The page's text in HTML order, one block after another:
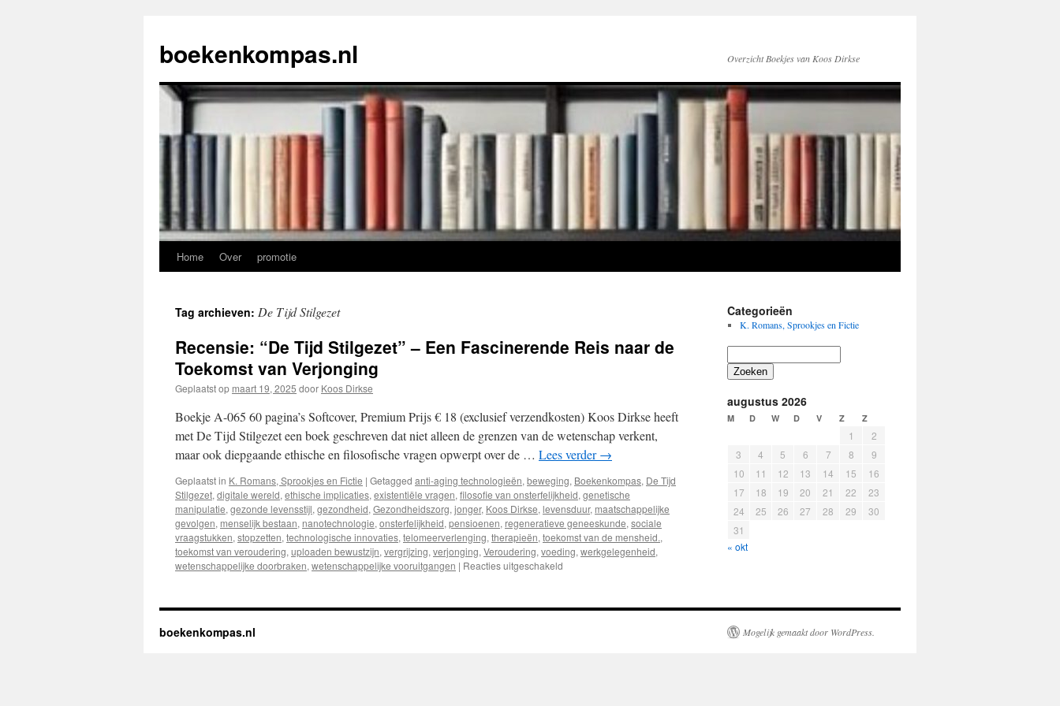
de
inhoud
boekenkompas.nl Overzicht Boekjes van Koos Dirkse
Home Over promotie
Tag archieven: De Tijd Stilgezet
Recensie: “De Tijd Stilgezet” – Een Fascinerende Reis naar de
Toekomst van Verjonging
Geplaatst op maart 19, 2025 door Koos Dirkse
Boekje A-065 60 pagina’s Softcover, Premium Prijs € 18 (exclusief verzendkosten) Koos Dirkse heeft
met De Tijd Stilgezet een boek geschreven dat niet alleen de grenzen van de wetenschap verkent,
maar ook diepgaande ethische en filosofische vragen opwerpt over de … Lees verder→
Geplaatst in K. Romans, Sprookjes en Fictie | Getagged anti-aging technologieën, beweging, Boekenkompas, De Tijd
Stilgezet, digitale wereld, ethische implicaties, existentiële vragen, filosofie van onsterfelijkheid, genetische
manipulatie, gezonde levensstijl, gezondheid, Gezondheidszorg, jonger, Koos Dirkse, levensduur, maatschappelijke
gevolgen, menselijk bestaan, nanotechnologie, onsterfelijkheid, pensioenen, regeneratieve geneeskunde, sociale
vraagstukken, stopzetten, technologische innovaties, telomeerverlenging, therapieën, toekomst van de mensheid.,
toekomst van veroudering, uploaden bewustzijn, vergrijzing, verjonging, Veroudering, voeding, werkgelegenheid,
wetenschappelijke doorbraken, wetenschappelijke vooruitgangen | Reacties uitgeschakeld
Tijd
Categorieën
K. Romans, Sprookjes en Fictie
Zoeken
augustus 2026
M D W D V Z Z
1
2
3
4 5 6 7 8
9
10
11 12 13 14 15
16
17
18 19 20 21 22
23
24
25 26 27 28 29
30
31
« okt
boekenkompas.nl Mogelijk gemaakt door WordPress.